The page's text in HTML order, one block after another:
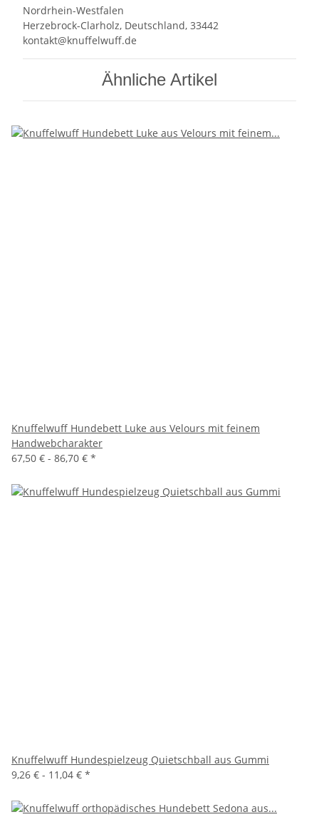
Nordrhein-Westfalen
Herzebrock-Clarholz, Deutschland, 33442
kontakt@knuffelwuff.de
Ähnliche Artikel
Knuffelwuff Hundebett Luke aus Velours mit feinem
Handwebcharakter
67,50 € - 86,70 € *
Knuffelwuff Hundespielzeug Quietschball aus Gummi
9,26 € - 11,04 € *